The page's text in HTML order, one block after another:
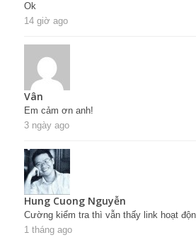
Ok
14 giờ ago
Vân
Em cảm ơn anh!
3 ngày ago
Hung Cuong Nguyễn
Cường kiểm tra thì vẫn thấy link hoạt
1 tháng ago